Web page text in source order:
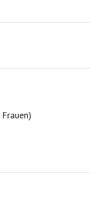
Frauen)